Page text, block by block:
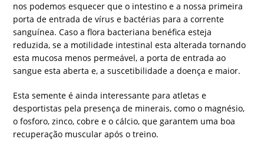
nos podemos esquecer que o intestino e a nossa primeira
porta de entrada de vírus e bactérias para a corrente
sanguínea. Caso a flora bacteriana benéfica esteja
reduzida, se a motilidade intestinal esta alterada tornando
esta mucosa menos permeável, a porta de entrada ao
sangue esta aberta e, a suscetibilidade a doença e maior.
Esta semente é ainda interessante para atletas e
desportistas pela presença de minerais, como o magnésio,
o fosforo, zinco, cobre e o cálcio, que garantem uma boa
recuperação muscular após o treino.